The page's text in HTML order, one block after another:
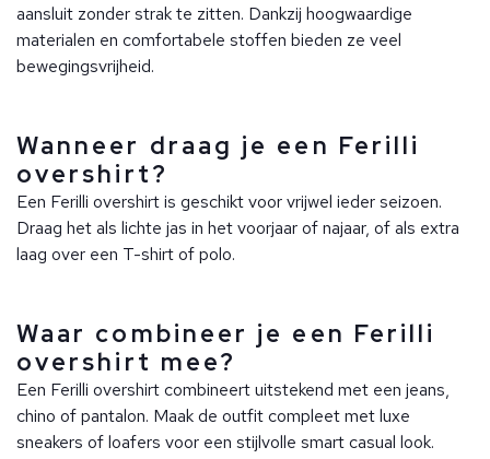
aansluit zonder strak te zitten. Dankzij hoogwaardige
materialen en comfortabele stoffen bieden ze veel
bewegingsvrijheid.
Wanneer draag je een Ferilli
overshirt?
Een Ferilli overshirt is geschikt voor vrijwel ieder seizoen.
Draag het als lichte jas in het voorjaar of najaar, of als extra
laag over een T-shirt of polo.
Waar combineer je een Ferilli
overshirt mee?
Een Ferilli overshirt combineert uitstekend met een jeans,
chino of pantalon. Maak de outfit compleet met luxe
sneakers of loafers voor een stijlvolle smart casual look.